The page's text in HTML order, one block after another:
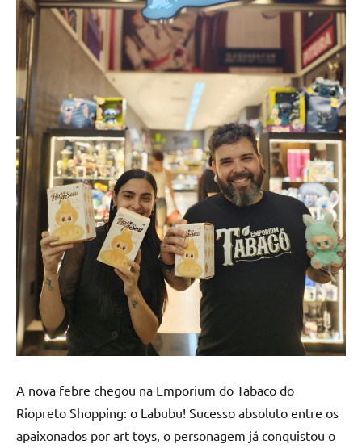
A nova febre chegou na Emporium do Tabaco do
Riopreto Shopping: o Labubu! Sucesso absoluto entre os
apaixonados por art toys, o personagem já conquistou o